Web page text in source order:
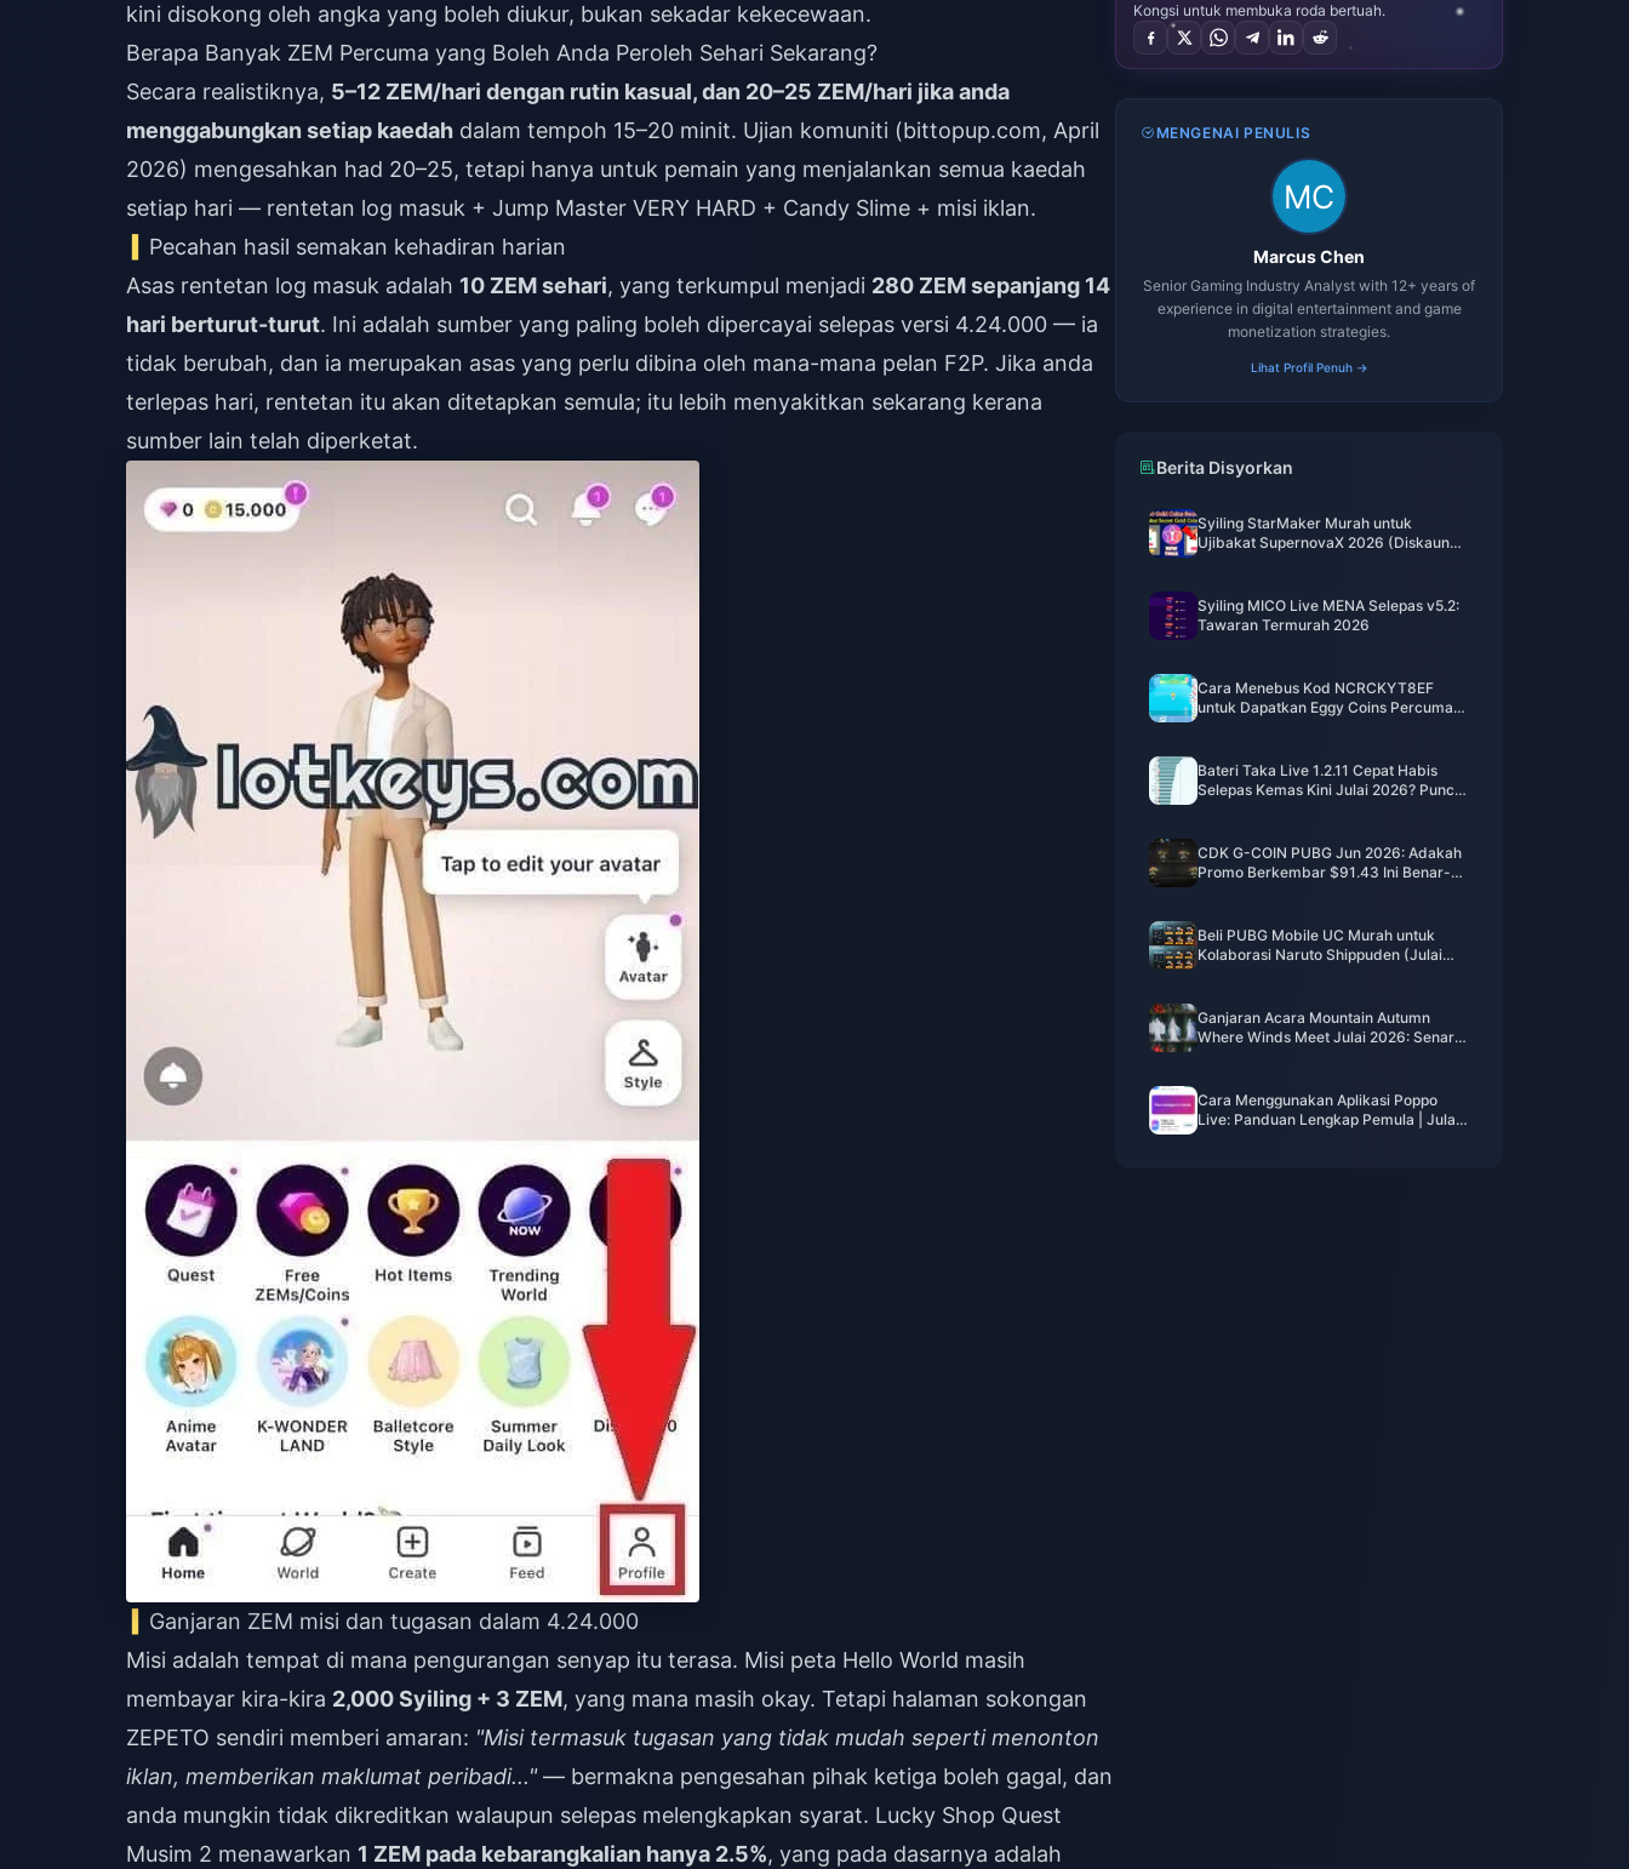
kini disokong oleh angka yang boleh diukur, bukan sekadar kekecewaan.
Berapa Banyak ZEM Percuma yang Boleh Anda Peroleh Sehari Sekarang?
Secara realistiknya, 5–12 ZEM/hari dengan rutin kasual, dan 20–25 ZEM/hari jika anda
menggabungkan setiap kaedah dalam tempoh 15–20 minit. Ujian komuniti (bittopup.com, April
2026) mengesahkan had 20–25, tetapi hanya untuk pemain yang menjalankan semua kaedah
setiap hari — rentetan log masuk + Jump Master VERY HARD + Candy Slime + misi iklan.
Pecahan hasil semakan kehadiran harian
Asas rentetan log masuk adalah 10 ZEM sehari, yang terkumpul menjadi 280 ZEM sepanjang 14
hari berturut-turut. Ini adalah sumber yang paling boleh dipercayai selepas versi 4.24.000 — ia
tidak berubah, dan ia merupakan asas yang perlu dibina oleh mana-mana pelan F2P. Jika anda
terlepas hari, rentetan itu akan ditetapkan semula; itu lebih menyakitkan sekarang kerana
sumber lain telah diperketat.
Ganjaran ZEM misi dan tugasan dalam 4.24.000
Misi adalah tempat di mana pengurangan senyap itu terasa. Misi peta Hello World masih
membayar kira-kira 2,000 Syiling + 3 ZEM, yang mana masih okay. Tetapi halaman sokongan
ZEPETO sendiri memberi amaran: "Misi termasuk tugasan yang tidak mudah seperti menonton
iklan, memberikan maklumat peribadi..."— bermakna pengesahan pihak ketiga boleh gagal, dan
anda mungkin tidak dikreditkan walaupun selepas melengkapkan syarat. Lucky Shop Quest
Musim 2 menawarkan 1 ZEM pada kebarangkalian hanya 2.5%, yang pada dasarnya adalah
Kongsi untuk membuka roda bertuah.
MENGENAI PENULIS
Marcus Chen
Senior Gaming Industry Analyst with 12+ years of
experience in digital entertainment and game
monetization strategies.
Lihat Profil Penuh →
Berita Disyorkan
Syiling StarMaker Murah untuk
Ujibakat SupernovaX 2026 (Diskaun
Syiling MICO Live MENA Selepas v5.2:
Tawaran Termurah 2026
Cara Menebus Kod NCRCKYT8EF
untuk Dapatkan Eggy Coins Percuma
Bateri Taka Live 1.2.11 Cepat Habis
Selepas Kemas Kini Julai 2026? Punca
CDK G-COIN PUBG Jun 2026: Adakah
Promo Berkembar $91.43 Ini Benar-
Beli PUBG Mobile UC Murah untuk
Kolaborasi Naruto Shippuden (Julai
Ganjaran Acara Mountain Autumn
Where Winds Meet Julai 2026: Senarai
Cara Menggunakan Aplikasi Poppo
Live: Panduan Lengkap Pemula | Julai